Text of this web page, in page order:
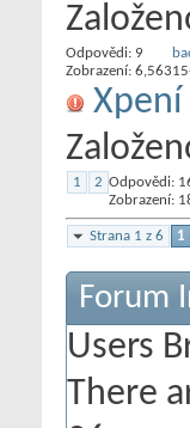
Odpovědi: 9
Zobrazení: 6,563
Xpení
1 2 Odpovědi:
Zobrazení:
Strana 1 z 6 1
Forum
Users
There